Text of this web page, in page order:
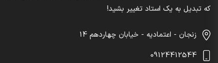
که تبدیل به یک استاد تغییر بشید!
زنجان - اعتمادیه - خیابان چهاردهم 14
09124412544